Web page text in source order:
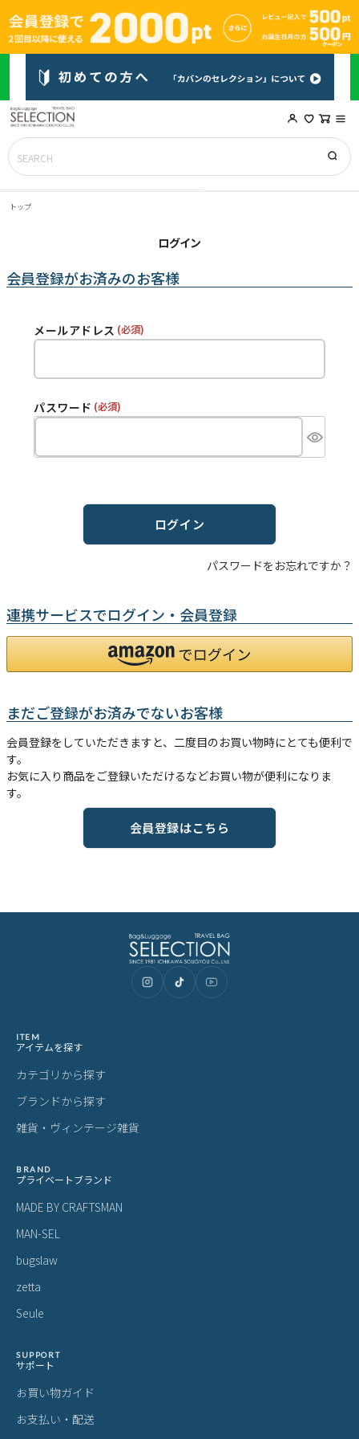
トップ
ログイン
会員登録がお済みのお客様
メールアドレス (必須)
パスワード (必須)
ログイン
パスワードをお忘れですか？
連携サービスでログイン・会員登録
まだご登録がお済みでないお客様
会員登録をしていただきますと、二度目のお買い物時にとても便利で
す。
お気に入り商品をご登録いただけるなどお買い物が便利になりま
す。
会員登録はこちら
ITEM
アイテムを探す
カテゴリから探す
ブランドから探す
雑貨・ヴィンテージ雑貨
BRAND
プライベートブランド
MADE BY CRAFTSMAN
MAN-SEL
bugslaw
zetta
Seule
SUPPORT
サポート
お買い物ガイド
お支払い・配送